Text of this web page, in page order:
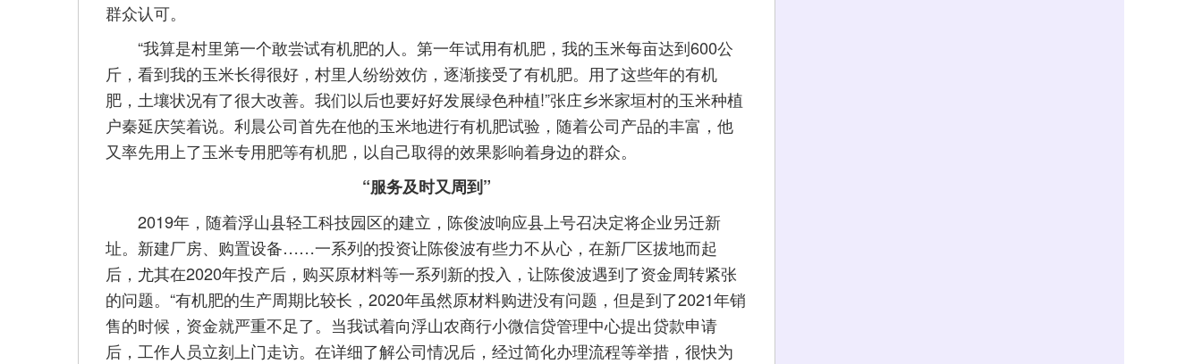
群众认可。
“我算是村里第一个敢尝试有机肥的人。第一年试用有机肥，我的玉米每亩达到600公
斤，看到我的玉米长得很好，村里人纷纷效仿，逐渐接受了有机肥。用了这些年的有机
肥，土壤状况有了很大改善。我们以后也要好好发展绿色种植!”张庄乡米家垣村的玉米种植
户秦延庆笑着说。利晨公司首先在他的玉米地进行有机肥试验，随着公司产品的丰富，他
又率先用上了玉米专用肥等有机肥，以自己取得的效果影响着身边的群众。
“服务及时又周到”
2019年，随着浮山县轻工科技园区的建立，陈俊波响应县上号召决定将企业另迁新
址。新建厂房、购置设备……一系列的投资让陈俊波有些力不从心，在新厂区拔地而起
后，尤其在2020年投产后，购买原材料等一系列新的投入，让陈俊波遇到了资金周转紧张
的问题。“有机肥的生产周期比较长，2020年虽然原材料购进没有问题，但是到了2021年销
售的时候，资金就严重不足了。当我试着向浮山农商行小微信贷管理中心提出贷款申请
后，工作人员立刻上门走访。在详细了解公司情况后，经过简化办理流程等举措，很快为